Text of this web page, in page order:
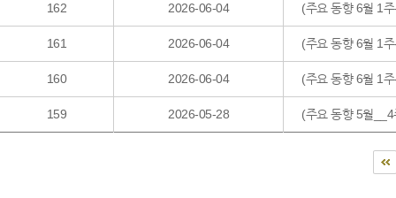
162 2026-06-04 (주요 동향 6월 1
161 2026-06-04 (주요 동향 6월 1
160 2026-06-04 (주요 동향 6월 1
159 2026-05-28 (주요 동향 5월